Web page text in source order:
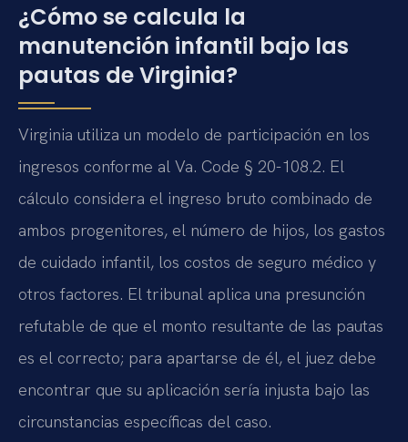
¿Cómo se calcula la
manutención infantil bajo las
pautas de Virginia?
Virginia utiliza un modelo de participación en los
ingresos conforme al Va. Code § 20-108.2. El
cálculo considera el ingreso bruto combinado de
ambos progenitores, el número de hijos, los gastos
de cuidado infantil, los costos de seguro médico y
otros factores. El tribunal aplica una presunción
refutable de que el monto resultante de las pautas
es el correcto; para apartarse de él, el juez debe
encontrar que su aplicación sería injusta bajo las
circunstancias específicas del caso.